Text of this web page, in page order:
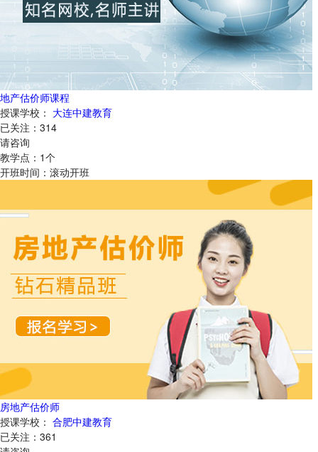
地产估价师课程
授课学校： 大连中建教育
已关注： 314
请咨询
教学点： 1个
开班时间： 滚动开班
房地产估价师
授课学校： 合肥中建教育
已关注： 361